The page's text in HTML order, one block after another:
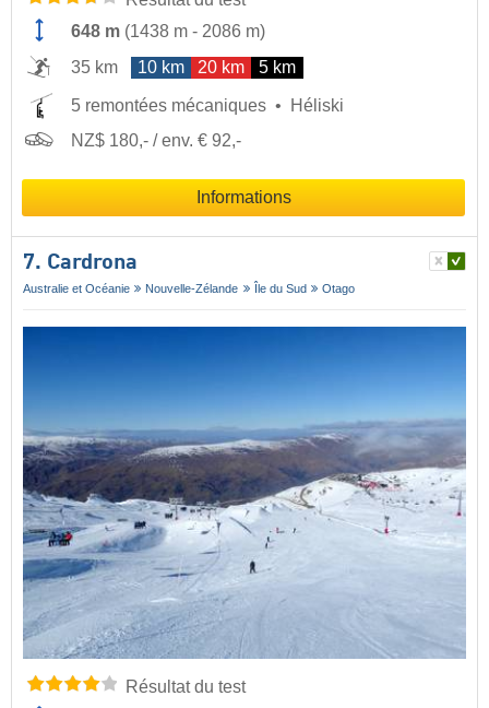
648 m (1438 m - 2086 m)
35 km
10 km 20 km 5 km
5 remontées mécaniques
Héliski
NZ$ 180,- / env. € 92,-
Informations
7. Cardrona
Australie et Océanie Nouvelle-Zélande Île du Sud Otago
Résultat du test